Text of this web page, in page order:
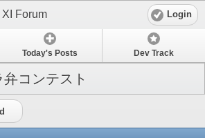
Forum Login
Today's Posts Dev Track
コンテスト